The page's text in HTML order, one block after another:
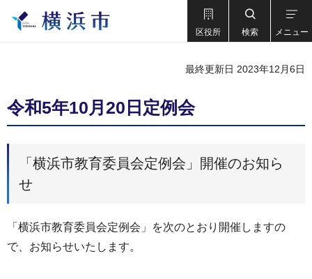
区役所 検索 メニュー
最終更新日 2023年12月6日
令和5年10月20日定例会
「横浜市教育委員会定例会」開催のお知ら
せ
「横浜市教育委員会定例会」を次のとおり開催しますの
で、お知らせいたします。